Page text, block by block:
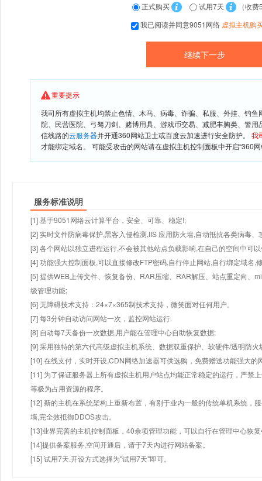
正式购买 试用7天
（收费
我已阅读并同意9051网络 虚拟主机购
重要提示
我司所有虚拟主机均禁止色情、木马、病毒、诈骗、私服、外挂、钓
院、民营医院、弓驽刀剑、赌博用具、游戏币交易、减肥丰胸类、警
信线路的云服务器并开通360网站卫士或百度云加速进行安全防护。 我
才能绑定域名。 可能受攻击的网站请在虚拟主机控制面板中开启“360
服务标准说明
[1] 基于9051网络云计算平台，安全、可靠、稳定!;
[2] 实时文件防病毒保护,黑客入侵检测,IIS 应用防火墙,自动抵抗各类病毒、
[3] 各个网站以独立进程运行,不会被其他站点负载影响,在自己的空间中可
[4] 功能强大控制面板,可以直接修改FTP密码,自行停止网站,自行绑定域名,
[5] 提供WEB上传文件、恢复备份、RAR压缩、RAR解压、站点重定向、
级管理功能;
[6] 无障碍技术支持：24×7×365制技术支持，微笑面对任何用户。
[7] 每3分钟自动访问网站一次，监控网站运行.
[8] 自动每7天备份一次数据,用户能在管理中心自助恢复数据;
[9] 采用独特的第六代高级虚拟主机系统、数据双重保护、软硬件/透明防火
[10] 在线支付，实时开设,CDN网络加速器可供选购，免费赠送功能强大
[11] 为了保证服务器上所有虚拟主机用户站点均能正常稳定的运行，严禁
等极为占用资源的程序。
[12] 新的主机在系统架构上重新布置，有别于业内一般的传统单机系统，
墙,完全效抵御DDOS攻击。
[13]业界完善的主机控制面板，40余项管理功能，可以自行在管理中心恢
[14]提供备案服务,空间开通后，请于7天内进行网站备案。
[15] 试用7天.开设方式选择为"试用7天"即可。